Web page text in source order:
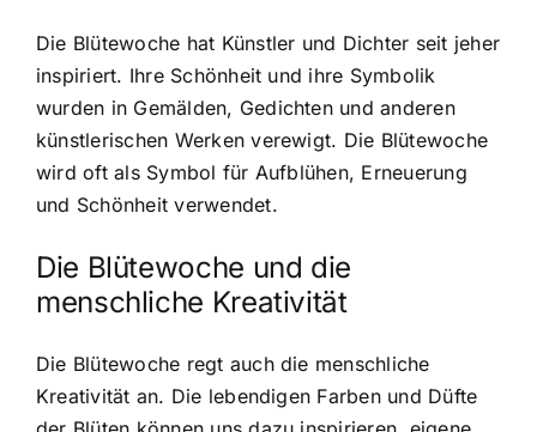
Die Blütewoche hat Künstler und Dichter seit jeher
inspiriert. Ihre Schönheit und ihre Symbolik
wurden in Gemälden, Gedichten und anderen
künstlerischen Werken verewigt. Die Blütewoche
wird oft als Symbol für Aufblühen, Erneuerung
und Schönheit verwendet.
Die Blütewoche und die
menschliche Kreativität
Die Blütewoche regt auch die menschliche
Kreativität an. Die lebendigen Farben und Düfte